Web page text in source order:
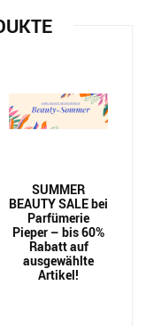
SUMMER
BEAUTY SALE bei
Parfümerie
Pieper – bis 60%
Rabatt auf
ausgewählte
Artikel!